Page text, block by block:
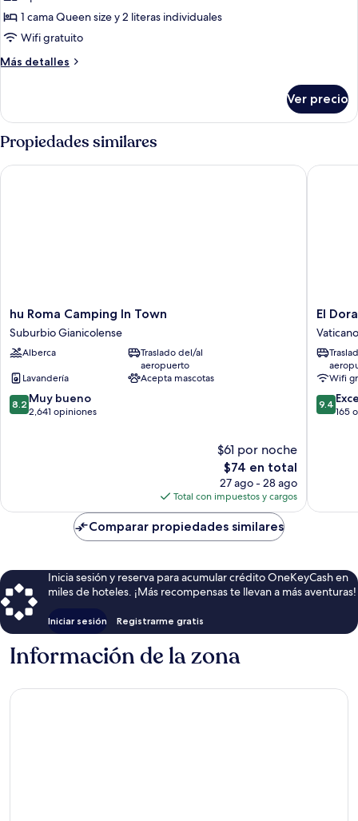
Suite
familiar
1 cama Queen size y 2 literas individuales
Wifi gratuito
Más detalles
Más
familiar
Ver precio
Propiedades similares
hu
Roma
Camping
In
Town
Suburbio
Gianicolense
hu Roma Camping In Town
Suburbio Gianicolense
Alberca
Traslado del/al
aeropuerto
Lavandería
Acepta mascotas
8.2
de
8.2 Muy bueno
2,641 opiniones
$61 por noche
El
precio
actual
es
de
$74
$74 en total
27 ago - 28 ago
Total con impuestos y cargos
hu Roma Camping In Town
El
Dorado
Prati
Vaticano
El
Vaticano
Wifi
9.4
de
9.4
165
El
Comparar propiedades similares
Inicia sesión y reserva para acumular crédito OneKeyCash en
miles de hoteles. ¡Más recompensas te llevan a más aventuras!
Iniciar sesión Registrarme gratis
Información de la zona